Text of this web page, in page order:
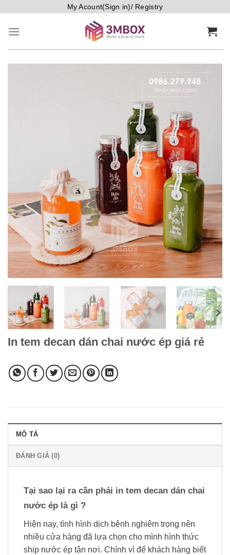
nội
My Acount(Sign in)/ Registry
In tem decan dán chai nước ép giá rẻ
MÔ TẢ
ĐÁNH GIÁ (0)
Tại sao lại ra cần phải in tem decan dán chai
nước ép là gì ?
Hiện nay, tình hình dịch bệnh nghiêm trọng nên
nhiều cửa hàng đã lựa chọn cho mình hình thức
ship nước ép tận nơi. Chính vì để khách hàng biết